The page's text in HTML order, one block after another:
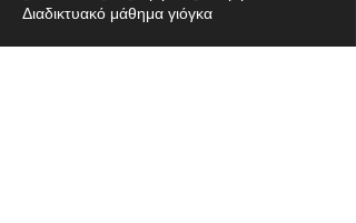
Διαδικτυακό μάθημα γιόγκα